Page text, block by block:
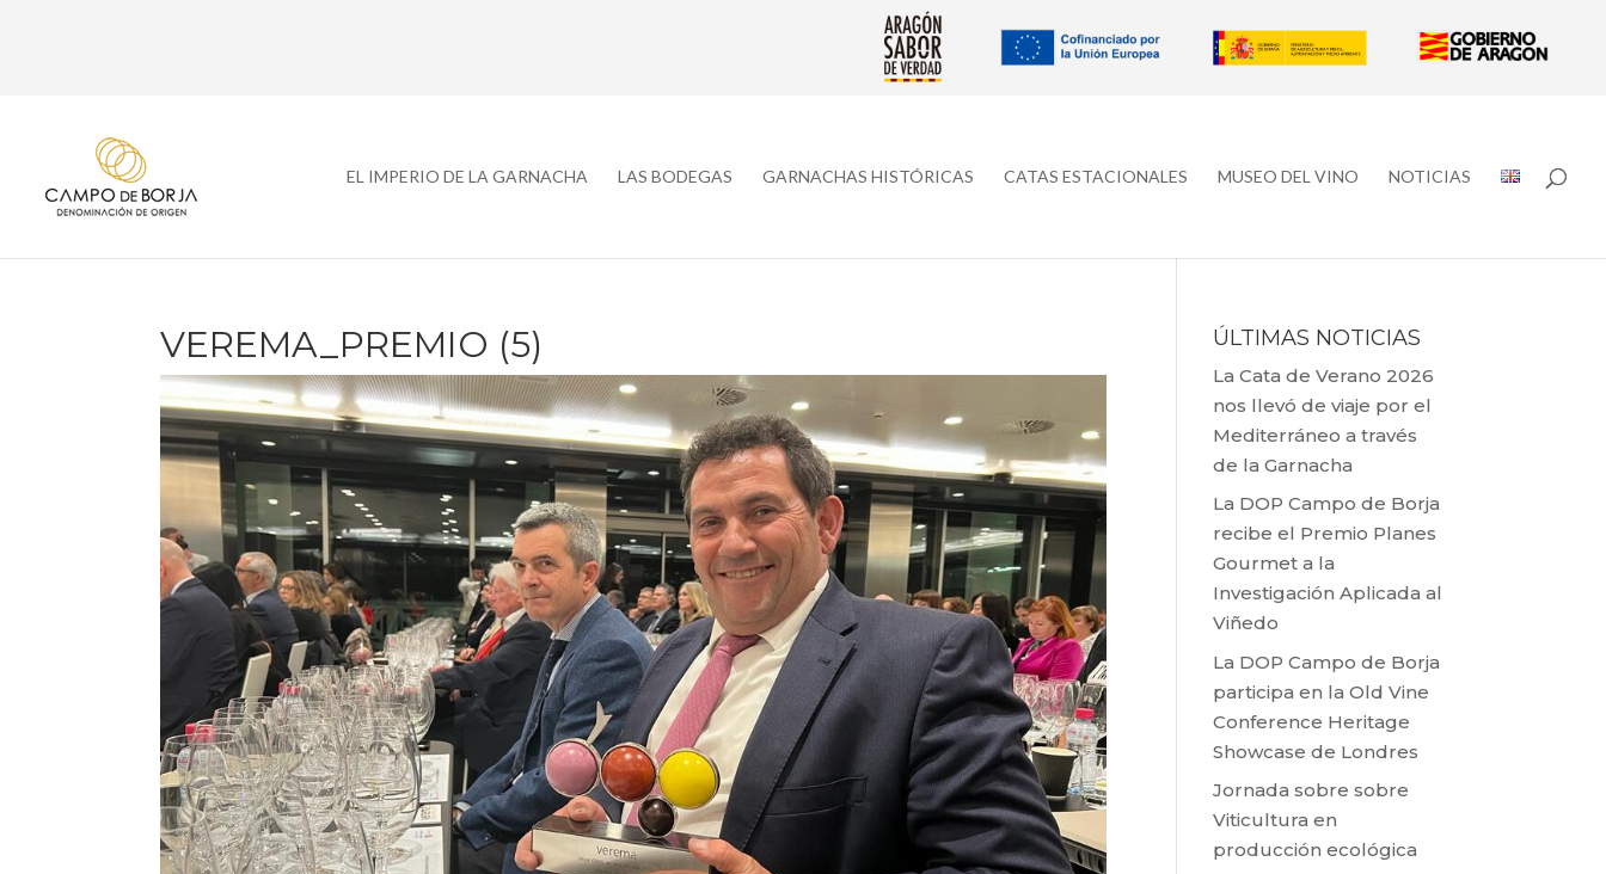
EL IMPERIO DE LA GARNACHA LAS BODEGAS GARNACHAS HISTÓRICAS CATAS ESTACIONALES MUSEO DEL VINO NOTICIAS
VEREMA_PREMIO (5) ÚLTIMAS NOTICIAS
La Cata de Verano 2026
nos llevó de viaje por el
Mediterráneo a través
de la Garnacha
La DOP Campo de Borja
recibe el Premio Planes
Gourmet a la
Investigación Aplicada al
Viñedo
La DOP Campo de Borja
participa en la Old Vine
Conference Heritage
Showcase de Londres
Jornada sobre sobre
Viticultura en
producción ecológica